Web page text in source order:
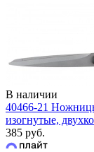
В наличии
40466-21
изогнутые,
385 руб.